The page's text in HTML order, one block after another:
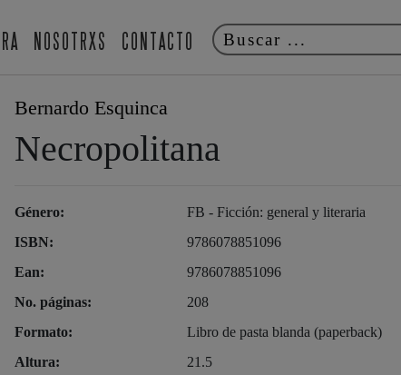
NOSOTRXS CONTACTO
Bernardo Esquinca
Necropolitana
Género:
FB - Ficción: general y literaria
ISBN:
9786078851096
Ean:
9786078851096
No. páginas:
208
Formato:
Libro de pasta blanda (paperback)
Altura:
21.5